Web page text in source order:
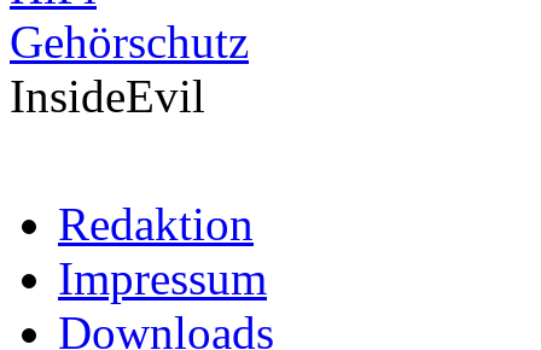
InsideEvil
Redaktion
Impressum
Downloads